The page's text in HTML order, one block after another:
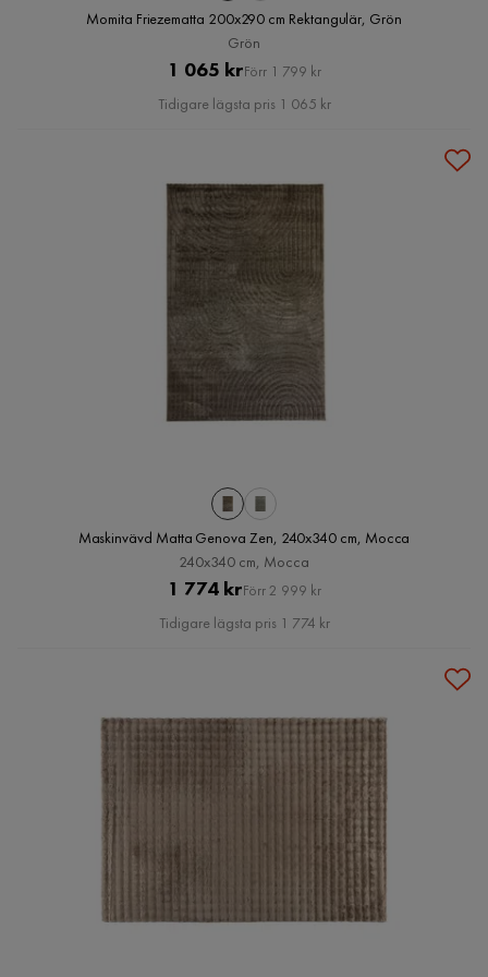
Momita Friezematta 200x290 cm Rektangulär, Grön
Grön
Pris
1 065 krOriginal
Pris
Förr 1 799 kr
Tidigare lägsta pris 1 065 kr
Maskinvävd Matta Genova Zen, 240x340 cm, Mocca
240x340 cm, Mocca
Pris
1 774 krOriginal
Pris
Förr 2 999 kr
Tidigare lägsta pris 1 774 kr